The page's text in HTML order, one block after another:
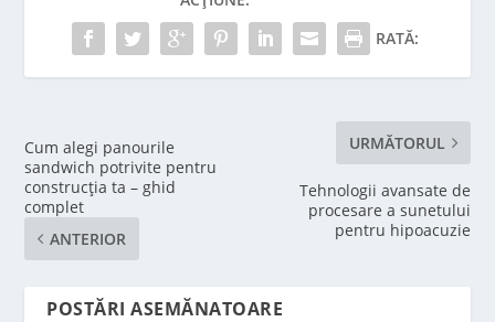
RATĂ:
Cum alegi panourile
sandwich potrivite pentru
construcția ta – ghid
complet
ANTERIOR
URMĂTORUL
Tehnologii avansate de
procesare a sunetului
pentru hipoacuzie
POSTĂRI ASEMĂNATOARE